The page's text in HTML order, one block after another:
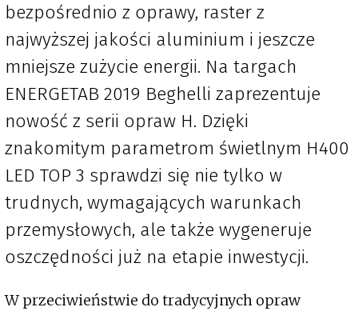
bezpośrednio z oprawy, raster z
najwyższej jakości aluminium i jeszcze
mniejsze zużycie energii. Na targach
ENERGETAB 2019 Beghelli zaprezentuje
nowość z serii opraw H. Dzięki
znakomitym parametrom świetlnym H400
LED TOP 3 sprawdzi się nie tylko w
trudnych, wymagających warunkach
przemysłowych, ale także wygeneruje
oszczędności już na etapie inwestycji.
W przeciwieństwie do tradycyjnych opraw